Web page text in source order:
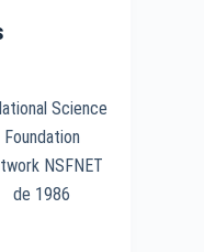
Science
Foundation
NSFNET
de 1986